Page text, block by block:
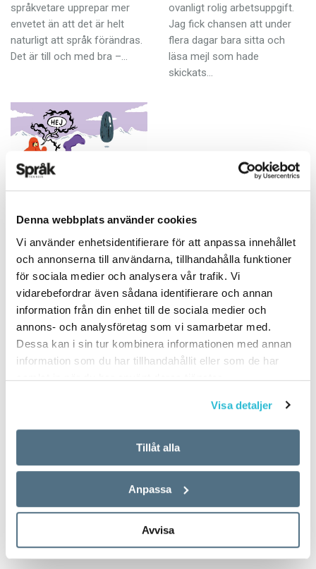
Denna webbplats använder cookies
Vi använder enhetsidentifierare för att anpassa innehållet
och annonserna till användarna, tillhandahålla funktioner
för sociala medier och analysera vår trafik. Vi
vidarebefordrar även sådana identifierare och annan
information från din enhet till de sociala medier och
annons- och analysföretag som vi samarbetar med.
Dessa kan i sin tur kombinera informationen med annan
information som du har tillhandahållit eller som de har
samlat in när du har använt deras tjänster.
Visa detaljer
Tillåt alla
Anpassa
Avvisa
språkvetare upp­repar mer
envetet än att det är helt
naturligt att språk förändras.
Det är till och med bra –…
ovanligt rolig arbetsuppgift.
Jag fick chansen att under
flera dagar bara sitta och
läsa mejl som hade
skickats…
I science fiction blir
språket en spegel
När jag inte jobbar med
forskning och utbildning om
det svenska språket läser jag
böcker. Numera ska det helst
vara science ­fiction. Och det